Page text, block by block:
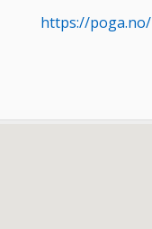
https://poga.no/